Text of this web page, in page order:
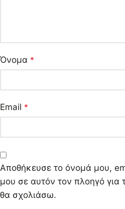
Όνομα *
Email *
Αποθήκευσε το όνομά μου,
μου σε αυτόν τον πλοηγό
θα σχολιάσω.